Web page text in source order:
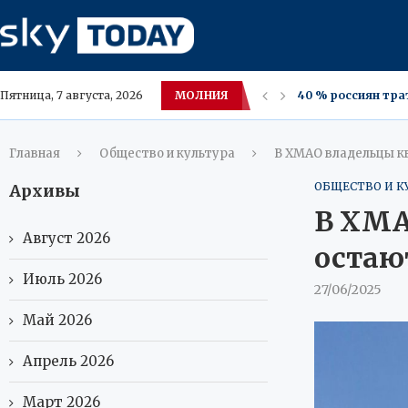
Пятница, 7 августа, 2026 МОЛНИЯ Итальянская
В Париже
7 августа в
Орехи улучшают
Внешняя
МИД России:
Wildberries
Свиное сало в
Главная Общество и культура В ХМАО владельцы
ОБЩЕСТВО И
В
27/06/2025
Архивы
Август 2026
Июль 2026
Май 2026
Апрель 2026
Март 2026